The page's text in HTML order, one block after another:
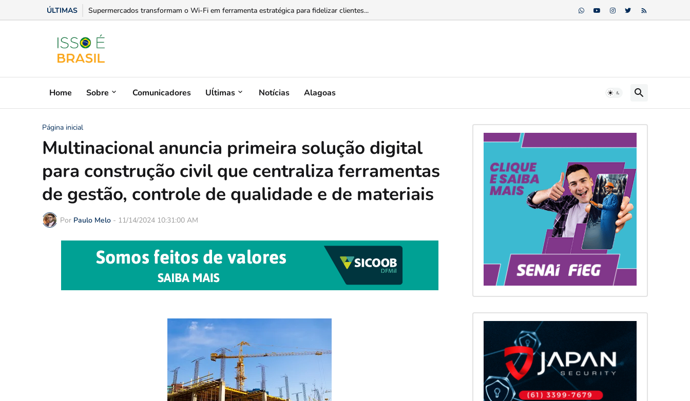
ÚLTIMAS Supermercados transformam o Wi-Fi em ferramenta estratégica para fidelizar clientes...
Home Sobre Comunicadores Uĺtimas Notícias Alagoas
Página inicial
Multinacional anuncia primeira solução digital
para construção civil que centraliza ferramentas
de gestão, controle de qualidade e de materiais
Por Paulo Melo - 11/14/2024 10:31:00 AM